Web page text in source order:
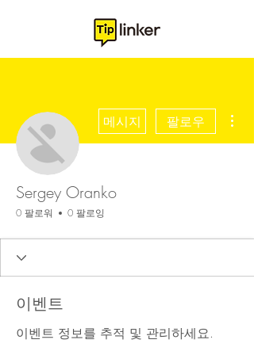
메시지 팔로우
Sergey Oranko
0 팔로워 0 팔로잉
이벤트
이벤트 정보를 추적 및 관리하세요.